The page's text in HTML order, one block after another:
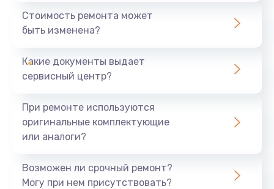
1440 руб.
Ремонт южного моста
Замена батарейки BIOS
Заказать
Стоимость ремонта может
быть изменена?
Какие документы выдает
сервисный центр?
При ремонте используются
оригинальные комплектующие
или аналоги?
Возможен ли срочный ремонт?
Могу при нем присутствовать?